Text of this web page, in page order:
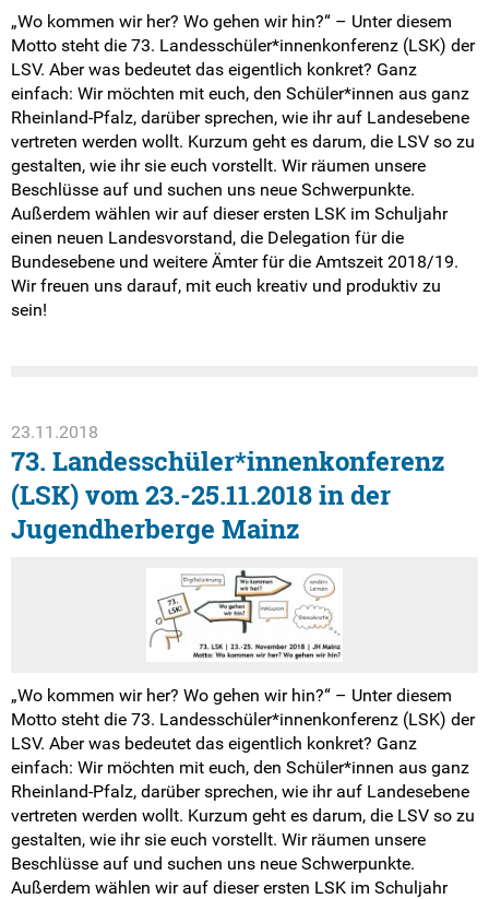
„Wo kommen wir her? Wo gehen wir hin?“ – Unter diesem
Motto steht die 73. Landesschüler*innenkonferenz (LSK) der
LSV. Aber was bedeutet das eigentlich konkret? Ganz
einfach: Wir möchten mit euch, den Schüler*innen aus ganz
Rheinland-Pfalz, darüber sprechen, wie ihr auf Landesebene
vertreten werden wollt. Kurzum geht es darum, die LSV so zu
gestalten, wie ihr sie euch vorstellt. Wir räumen unsere
Beschlüsse auf und suchen uns neue Schwerpunkte.
Außerdem wählen wir auf dieser ersten LSK im Schuljahr
einen neuen Landesvorstand, die Delegation für die
Bundesebene und weitere Ämter für die Amtszeit 2018/19.
Wir freuen uns darauf, mit euch kreativ und produktiv zu
sein!
23.11.2018
73. Landesschüler*innenkonferenz
(LSK) vom 23.-25.11.2018 in der
Jugendherberge Mainz
„Wo kommen wir her? Wo gehen wir hin?“ – Unter diesem
Motto steht die 73. Landesschüler*innenkonferenz (LSK) der
LSV. Aber was bedeutet das eigentlich konkret? Ganz
einfach: Wir möchten mit euch, den Schüler*innen aus ganz
Rheinland-Pfalz, darüber sprechen, wie ihr auf Landesebene
vertreten werden wollt. Kurzum geht es darum, die LSV so zu
gestalten, wie ihr sie euch vorstellt. Wir räumen unsere
Beschlüsse auf und suchen uns neue Schwerpunkte.
Außerdem wählen wir auf dieser ersten LSK im Schuljahr